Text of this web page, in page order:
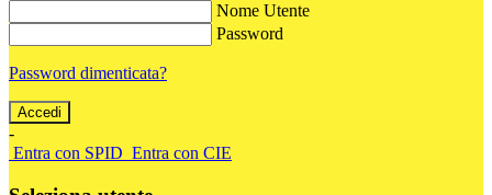
Nome Utente
Password
Password dimenticata?
-
Entra con SPID Entra con CIE